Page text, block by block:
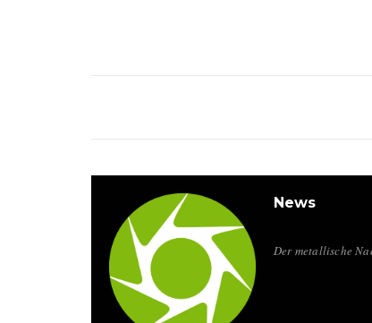
News
Der metallische